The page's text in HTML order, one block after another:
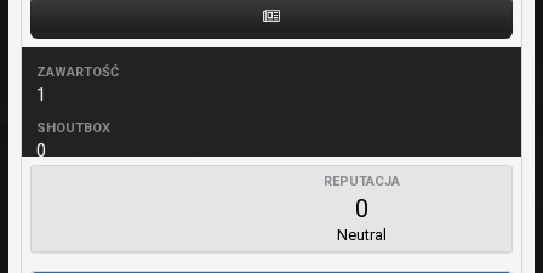
ZAWARTOŚĆ
1
SHOUTBOX
0
REPUTACJA
0
Neutral